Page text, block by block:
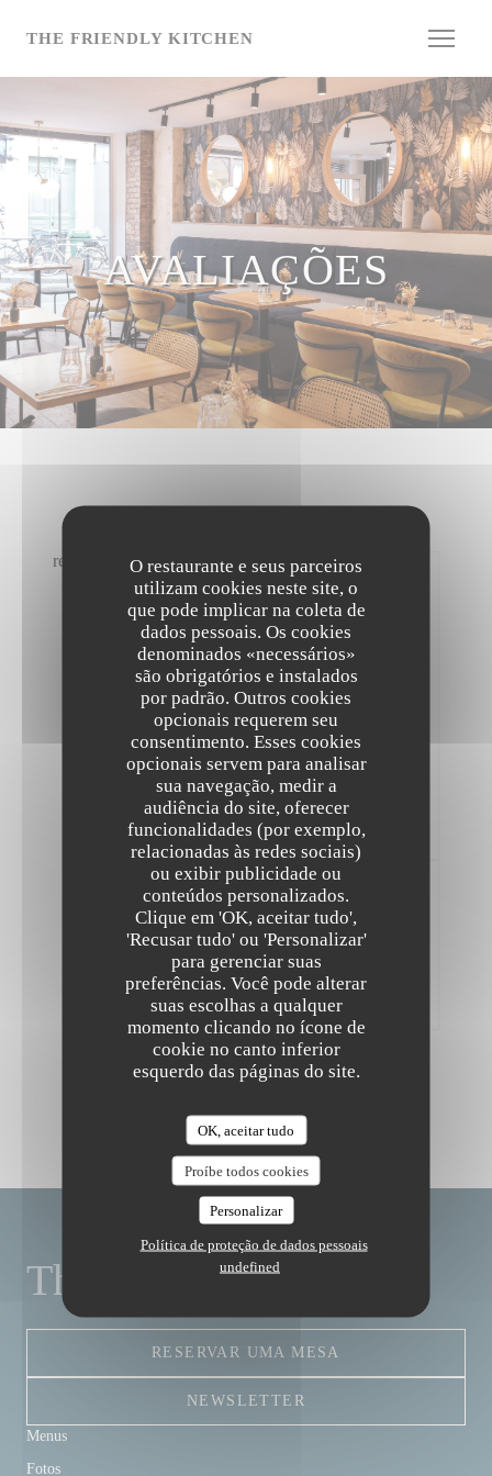
O restaurante e seus parceiros
utilizam cookies neste site, o
que pode implicar na coleta de
dados pessoais. Os cookies
denominados «necessários»
são obrigatórios e instalados
por padrão. Outros cookies
opcionais requerem seu
consentimento. Esses cookies
opcionais servem para analisar
sua navegação, medir a
audiência do site, oferecer
funcionalidades (por exemplo,
relacionadas às redes sociais)
ou exibir publicidade ou
conteúdos personalizados.
Clique em 'OK, aceitar tudo',
'Recusar tudo' ou 'Personalizar'
para gerenciar suas
preferências. Você pode alterar
suas escolhas a qualquer
momento clicando no ícone de
cookie no canto inferior
esquerdo das páginas do site.
OK, aceitar tudo
Proíbe todos cookies
Personalizar
Política de proteção de dados pessoais
undefined
THE FRIENDLY KITCHEN
AVALIAÇÕES
reviews_from_our_clients_following_booking
4.9 /5
Avaliação média —1375 avaliações
Apoio
Atmosfera
Qualidade/Preço
Avaliações 100% certificadas
Apenas os clientes que fizeram reservas
submeteram avaliações
The Friendly Kitchen
RESERVAR UMA MESA
NEWSLETTER
Menus
Fotos
The Friendly Kitchen